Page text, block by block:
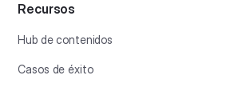
Recursos
Hub de contenidos
Casos de éxito